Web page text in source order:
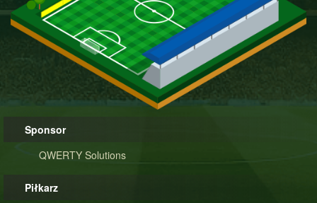
Sponsor
QWERTY Solutions
Piłkarz